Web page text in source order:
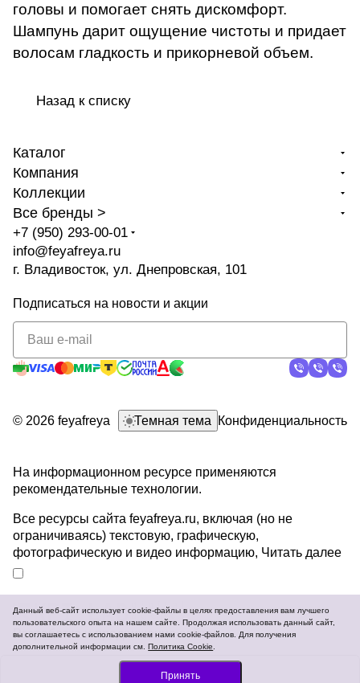
головы и помогает снять дискомфорт.
Шампунь дарит ощущение чистоты и придает
волосам гладкость и прикорневой объем.
Назад к списку
Заказать
Каталог
Компания
Коллекции
Все бренды >
+7 (950) 293-00-01
info@feyafreya.ru
г. Владивосток, ул. Днепровская, 101
Подписаться на новости и акции
© 2026 feyafreya Темная тема Конфиденциальность
На информационном ресурсе применяются
рекомендательные технологии.
Все ресурсы сайта feyafreya.ru, включая (но не
ограничиваясь) текстовую, графическую,
фотографическую и видео информацию, Читать далее
Разработка и продвижение сайтов
Данный веб-сайт использует cookie-файлы в целях предоставления вам лучшего
пользовательского опыта на нашем сайте. Продолжая использовать данный сайт,
вы соглашаетесь с использованием нами cookie-файлов. Для получения
дополнительной информации см.Политика Cookie
Принять